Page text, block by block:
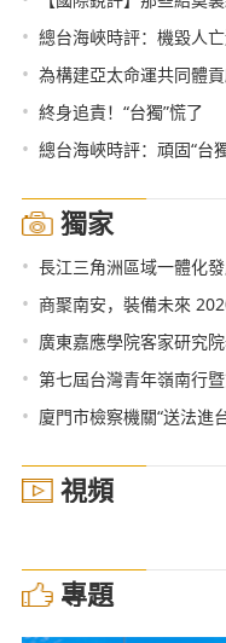
• 總台海峽時評：機毀人
• 為構建亞太命運共同體
• 終身追責！“台獨”慌了
• 總台海峽時評：頑固“台
獨家
• 長江三角洲區域一體化
• 商聚南安，裝備未來
• 廣東嘉應學院客家研究
• 第七屆台灣青年嶺南行暨第
• 廈門市檢察機關“送法進
視頻
專題